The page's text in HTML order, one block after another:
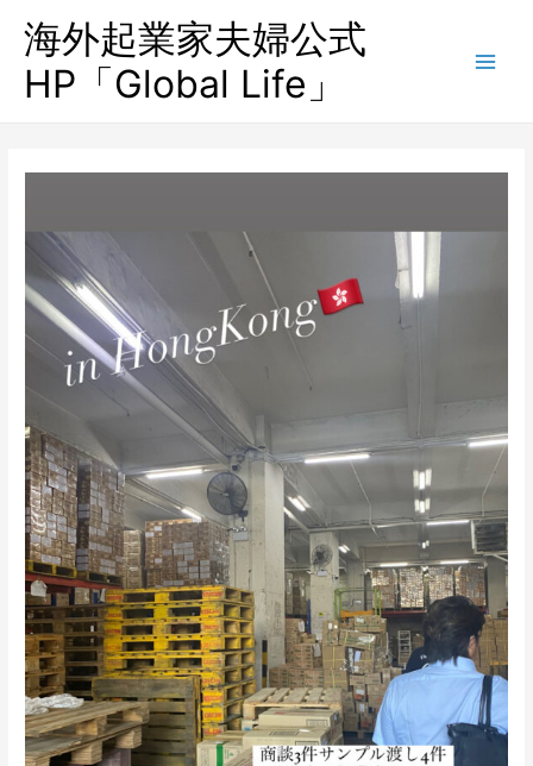
海外起業家夫婦公式
HP「Global Life」